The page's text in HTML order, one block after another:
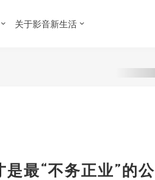
关于影音新生活
最“不务正业”的公